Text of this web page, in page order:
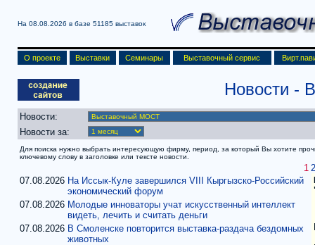
На 08.08.2026 в базе 51185 выставок
О проекте Выставки Семинары Выставочный сервис
Новости -
Новости:
Новости за:
Для поиска нужно выбрать интересующую фирму, период, за который Вы хотите
ключевому слову в заголовке или тексте новости.
1 2
07.08.2026 На Иссык-Куле завершился VIII Кыргызско-Российский
экономический форум
07.08.2026 Молодые инноваторы учат искусственный интеллект
видеть, лечить и считать деньги
07.08.2026 В Смоленске повторится выставка-раздача бездомных
животных